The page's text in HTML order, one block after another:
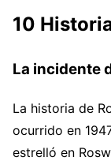
10
La incidente
La historia de
ocurrido en
estrelló en